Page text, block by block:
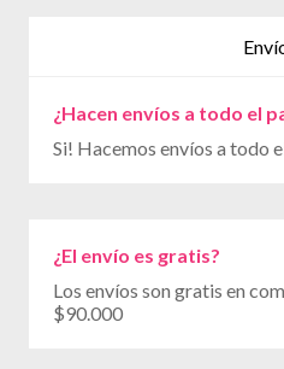
¿Hacen envíos a todo el
Si! Hacemos envíos a todo
¿El envío es gratis?
Los envíos son gratis en
$90.000